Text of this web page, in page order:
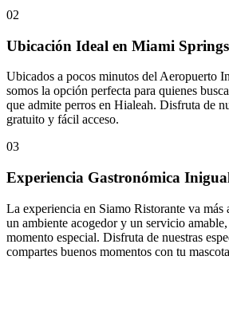
02
Ubicación Ideal en Miami Springs
Ubicados a pocos minutos del Aeropuerto
somos la opción perfecta para quienes
que admite perros en Hialeah. Disfruta de
gratuito y fácil acceso.
03
Experiencia Gastronómica
La experiencia en Siamo Ristorante va más
un ambiente acogedor y un servicio
momento especial. Disfruta de nuestras
compartes buenos momentos con tu